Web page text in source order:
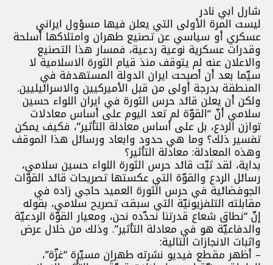
شارل ابي نادر
ليست المرة الأولى التي يعلن فيها مسؤول ايراني
عسكري أو سياسي عن تصنيع طهران وامتلاكها أسلحة
وقدرات عسكرية نوعية ردعية، فمسار هذا التصنيع
والاعلان عنه لم يتوقف منذ قيام الثورة الاسلامية لا
سيّما بعد أن أصبحت ايران الدولة المستهدفة في
المنطقة بدرجة أولى من قبل الأميركيين والاسرائيليين.
ولكن أن يعلن قائد حرس الثورة في ايران اللواء حسين
سلامي أنّ “القوّة لم تعد اليوم على أساس معادلات
توازن الردع، بل على أساس معادلة التأثير”، فكيف يمكن
تفسير ذلك؟ وما هي حدود وابعاد ورسائل هذا الموقف
وهذه المعادلة: معادلة التأثير؟
بداية، لقد ثبّت قائد حرس الثورة اللواء حسين سلامي،
رسائل الردع والقوّة التي عكستها تصريحات قائد القوّات
الجوفضائية في حرس الثورة العميد حاجي زاده في
مقابلته التلفزيونيّة التي سبقت تصريح سلامي، بقوله
إنّ “نطاق شعاع قدرتنا نحدّده نحن، ومعيار القوّة الردعيّة
والدفاعيّة هو في معادلة التأثير”. وذلك من خلال عرض
واثبات الانجازات التالية:
– أظهر مقطع فيديو نشرته طهران مسيّرة “غزّة”،